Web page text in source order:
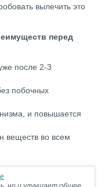
вылечить это
перед
после 2-3
побочных
и повышается
веществ во всем